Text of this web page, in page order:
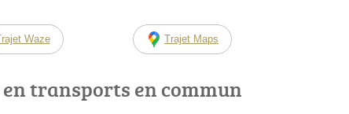
Waze Trajet Maps
transports en commun